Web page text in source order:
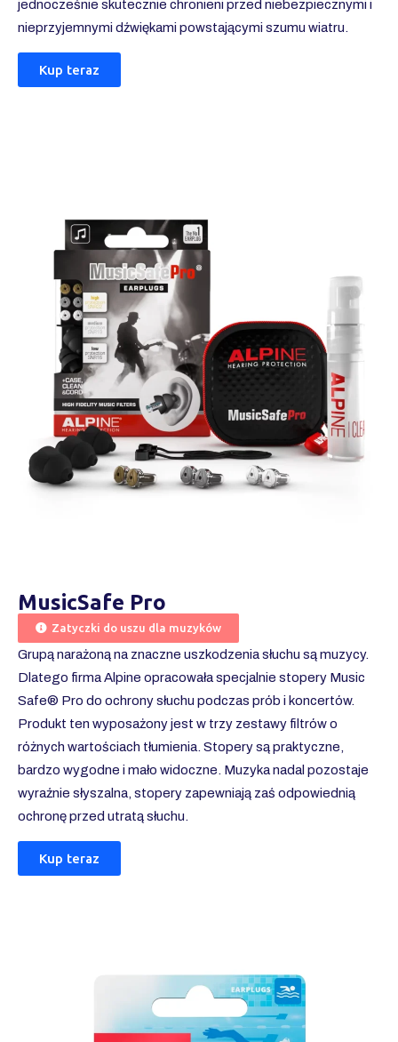
jednocześnie skutecznie chronieni przed niebezpiecznymi i
nieprzyjemnymi dźwiękami powstającymi szumu wiatru.
Kup teraz
MusicSafe Pro
Zatyczki do uszu dla muzyków
Grupą narażoną na znaczne uszkodzenia słuchu są muzycy.
Dlatego firma Alpine opracowała specjalnie stopery Music
Safe® Pro do ochrony słuchu podczas prób i koncertów.
Produkt ten wyposażony jest w trzy zestawy filtrów o
różnych wartościach tłumienia. Stopery są praktyczne,
bardzo wygodne i mało widoczne. Muzyka nadal pozostaje
wyraźnie słyszalna, stopery zapewniają zaś odpowiednią
ochronę przed utratą słuchu.
Kup teraz